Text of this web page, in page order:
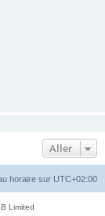
Aller
horaire sur UTC+02:00
Limited